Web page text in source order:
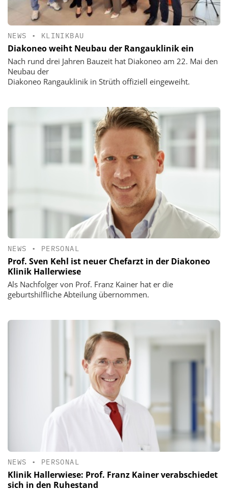
NEWS • KLINIKBAU
Diakoneo weiht Neubau der Rangauklinik ein
Nach rund drei Jahren Bauzeit hat Diakoneo am 22. Mai den
Neubau der
Diakoneo Rangauklinik in Strüth offiziell eingeweiht.
NEWS • PERSONAL
Prof. Sven Kehl ist neuer Chefarzt in der Diakoneo
Klinik Hallerwiese
Als Nachfolger von Prof. Franz Kainer hat er die
geburtshilfliche Abteilung übernommen.
NEWS • PERSONAL
Klinik Hallerwiese: Prof. Franz Kainer verabschiedet
sich in den Ruhestand